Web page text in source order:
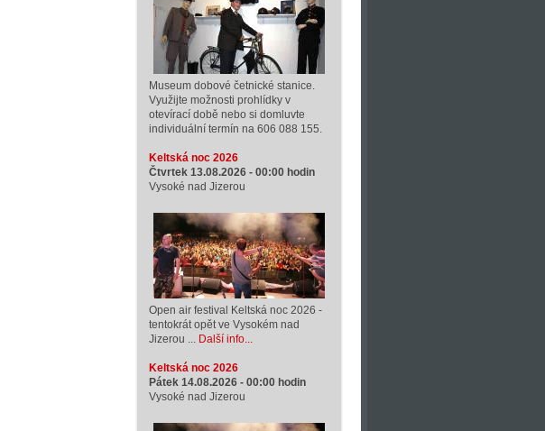
Museum dobové četnické stanice.
Využijte možnosti prohlídky v
otevírací době nebo si domluvte
individuální termín na 606 088 155.
Keltská noc 2026
Čtvrtek 13.08.2026 - 00:00 hodin
Vysoké nad Jizerou
Open air festival Keltská noc 2026 -
tentokrát opět ve Vysokém nad
Jizerou ... Další info...
Keltská noc 2026
Pátek 14.08.2026 - 00:00 hodin
Vysoké nad Jizerou